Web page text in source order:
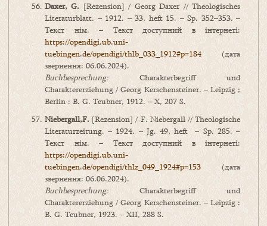
Daxer, G. [Rezension] / Georg Daxer // Theologisches
Literaturblatt. – 1912. – 33, heft 15. – Sp. 352–353. –
Текст нім. – Текст доступний в інтернеті:
https://opendigi.ub.uni-
tuebingen.de/opendigi/thlb_033_1912#p=184 (дата
звернення: 06.06.2024).
Buchbesprechung: Charakterbegriff und
Charaktererziehung / Georg Kerschensteiner. – Leipzig ;
Berlin : B. G. Teubner, 1912. – X, 207 S.
Niebergall,F. [Rezension] / F. Niebergall // Theologische
Literaturzeitung. – 1924. – Jg. 49, heft – Sp. 285. –
Текст нім. – Текст доступний в інтернеті:
https://opendigi.ub.uni-
tuebingen.de/opendigi/thlz_049_1924#p=153 (дата
звернення: 06.06.2024).
Buchbesprechung: Charakterbegriff und
Charaktererziehung / Georg Kerschensteiner. – Leipzig :
B. G. Teubner, 1923. – XII, 288 S.